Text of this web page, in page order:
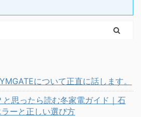
について正直に話します。
思ったら読む冬家電ガイド｜石
ーと正しい選び方